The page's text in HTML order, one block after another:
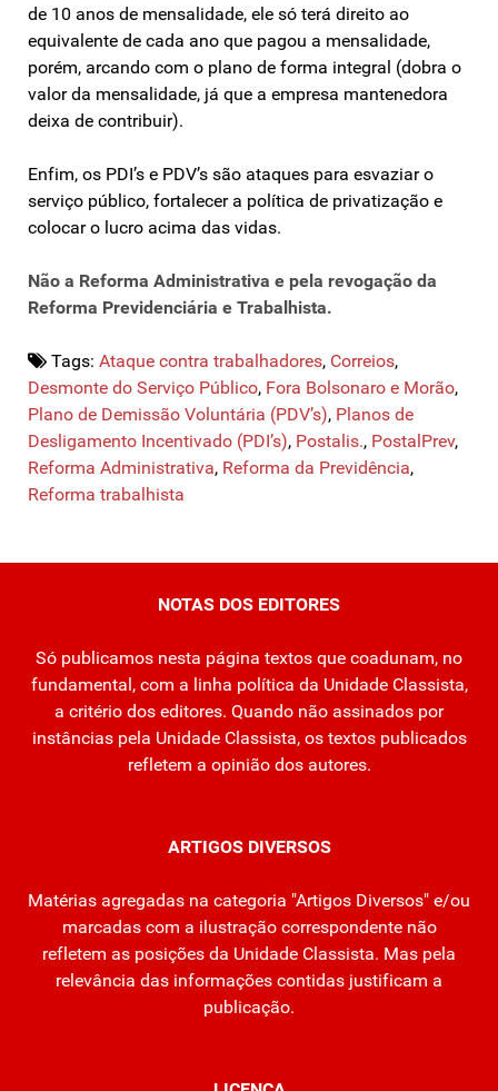
de 10 anos de mensalidade, ele só terá direito ao
equivalente de cada ano que pagou a mensalidade,
porém, arcando com o plano de forma integral (dobra o
valor da mensalidade, já que a empresa mantenedora
deixa de contribuir).
Enfim, os PDI’s e PDV’s são ataques para esvaziar o
serviço público, fortalecer a política de privatização e
colocar o lucro acima das vidas.
Não a Reforma Administrativa e pela revogação da
Reforma Previdenciária e Trabalhista.
Tags: Ataque contra trabalhadores, Correios,
Desmonte do Serviço Público, Fora Bolsonaro e Morão,
Plano de Demissão Voluntária (PDV’s), Planos de
Desligamento Incentivado (PDI’s), Postalis., PostalPrev,
Reforma Administrativa, Reforma da Previdência,
Reforma trabalhista
NOTAS DOS EDITORES
Só publicamos nesta página textos que coadunam, no
fundamental, com a linha política da Unidade Classista,
a critério dos editores. Quando não assinados por
instâncias pela Unidade Classista, os textos publicados
refletem a opinião dos autores.
ARTIGOS DIVERSOS
Matérias agregadas na categoria "Artigos Diversos" e/ou
marcadas com a ilustração correspondente não
refletem as posições da Unidade Classista. Mas pela
relevância das informações contidas justificam a
publicação.